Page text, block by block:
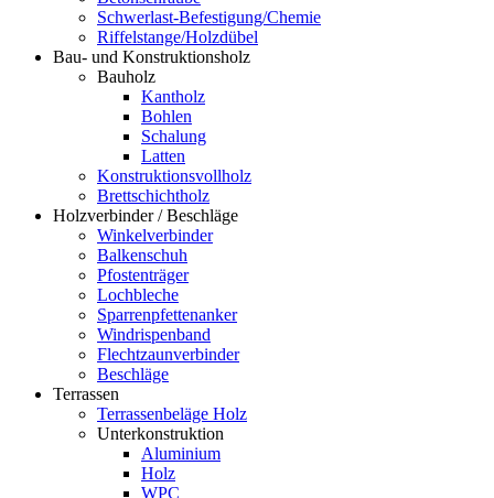
Schwerlast-Befestigung/Chemie
Riffelstange/Holzdübel
Bau- und Konstruktionsholz
Bauholz
Kantholz
Bohlen
Schalung
Latten
Konstruktionsvollholz
Brettschichtholz
Holzverbinder / Beschläge
Winkelverbinder
Balkenschuh
Pfostenträger
Lochbleche
Sparrenpfettenanker
Windrispenband
Flechtzaunverbinder
Beschläge
Terrassen
Terrassenbeläge Holz
Unterkonstruktion
Aluminium
Holz
WPC